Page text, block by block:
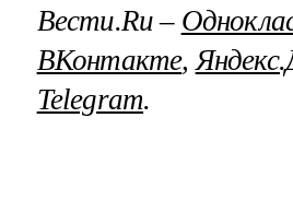
Вести.Ru –
ВКонтакте,
Telegram.